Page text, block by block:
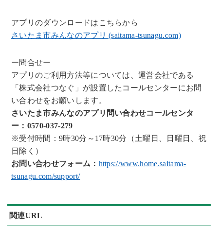
アプリのダウンロードはこちらから
さいたま市みんなのアプリ (saitama-tsunagu.com)
ー問合せー
アプリのご利用方法等については、運営会社である
「株式会社つなぐ」が設置したコールセンターにお問
い合わせをお願いします。
さいたま市みんなのアプリ問い合わせコールセンタ
ー：0570-037-279
※受付時間：9時30分～17時30分（土曜日、日曜日、祝
日除く）
お問い合わせフォーム： https://www.home.saitama-
tsunagu.com/support/
関連URL